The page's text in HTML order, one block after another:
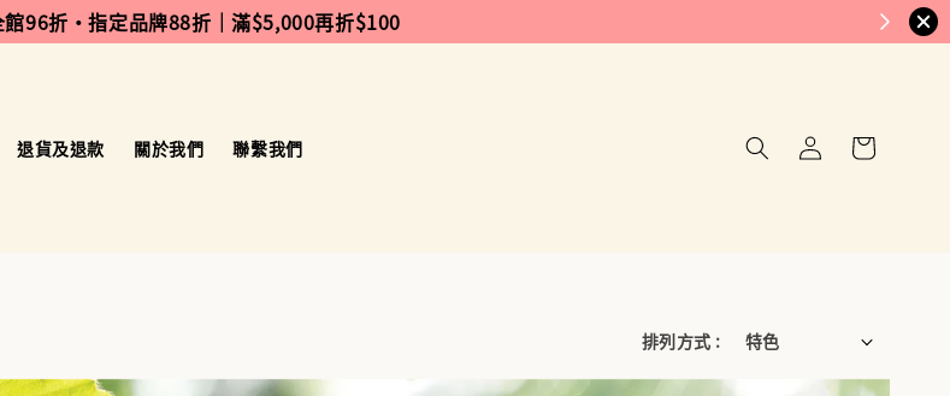
96折・指定品牌88折｜滿$5,000再折$100
退貨及退款 關於我們 聯繫我們
排列方式 :